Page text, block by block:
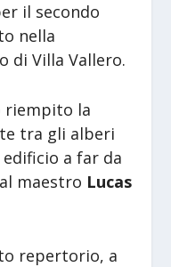
il secondo
nella
di Villa Vallero.
riempito la
tra gli alberi
a far da
maestro Lucas
repertorio, a